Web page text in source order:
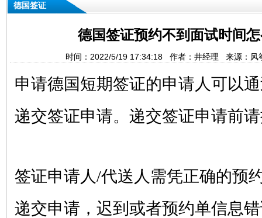
德国签证
德国签证预约不到面试时间
时间：2022/5/19 17:34:18 作者：井经理 来源：
申请德国短期签证的申请人可以
递交签证申请。递交签证申请前
签证申请人/代送人需凭正确的预
递交申请，迟到或者预约单信息